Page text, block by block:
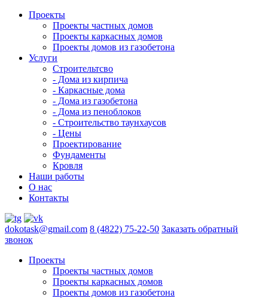
Проекты
Проекты частных домов
Проекты каркасных домов
Проекты домов из газобетона
Услуги
Строительтсво
- Дома из кирпича
- Каркасные дома
- Дома из газобетона
- Дома из пеноблоков
- Строительство таунхаусов
- Цены
Проектирование
Фундаменты
Кровля
Наши работы
О нас
Контакты
dokotask@gmail.com 8 (4822) 75-22-50 Заказать обратный
звонок
Проекты
Проекты частных домов
Проекты каркасных домов
Проекты домов из газобетона